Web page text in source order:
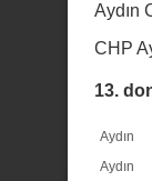
Aydın
CHP
13.
Aydın
Aydın